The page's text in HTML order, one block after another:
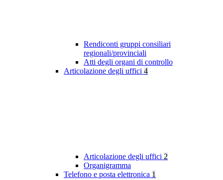
Rendiconti gruppi consiliari
regionali/provinciali
Atti degli organi di controllo
Articolazione degli uffici 4
Articolazione degli uffici 2
Organigramma
Telefono e posta elettronica 1